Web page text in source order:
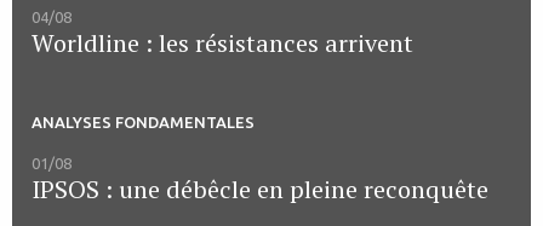
04/08
Worldline : les résistances arrivent
ANALYSES FONDAMENTALES
01/08
IPSOS : une débêcle en pleine reconquête